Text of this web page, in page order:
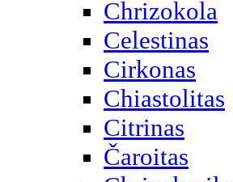
Chrizokola
Celestinas
Cirkonas
Chiastolitas
Citrinas
Čaroitas